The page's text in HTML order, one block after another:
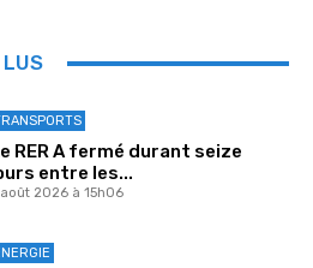
RER A fermé durant seize
entre les...
2026 à 15h06